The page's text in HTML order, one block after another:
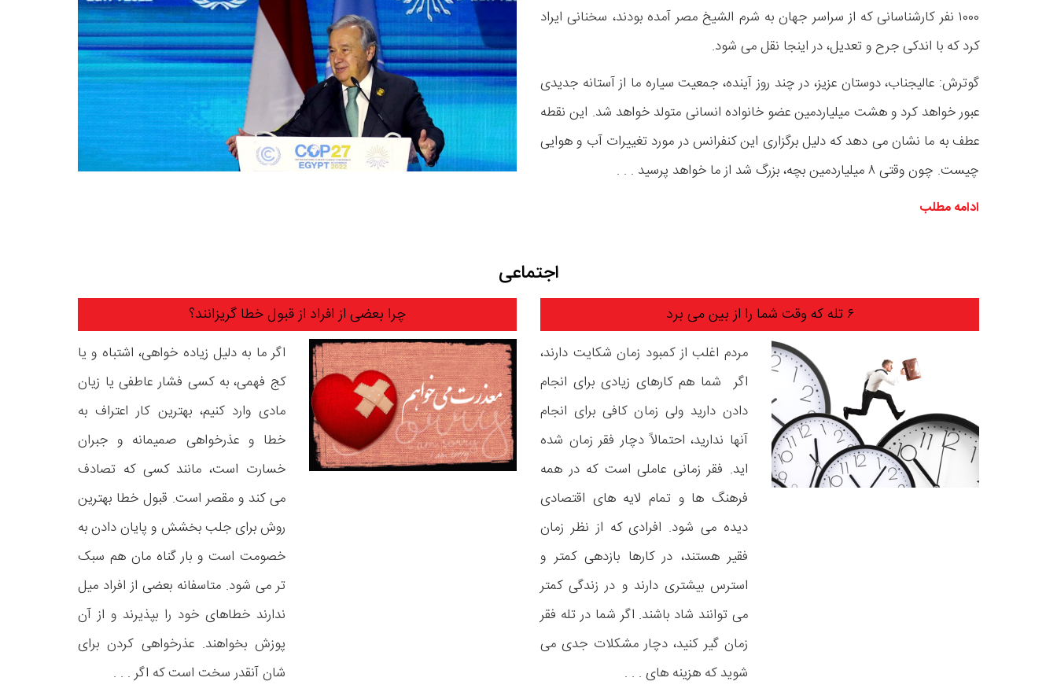
۱۰۰۰ نفر کارشناسانی که از سراسر جهان به شرم الشیخ مصر آمده بودند، سخنانی ایراد
کرد که با اندکی جرح و تعدیل، در اینجا نقل می شود.
گوترش: عالیجناب، دوستان عزیز، در چند روز آینده، جمعیت سیاره ما از آستانه جدیدی
عبور خواهد کرد و هشت میلیاردمین عضو خانواده انسانی متولد خواهد شد. این نقطه
عطف به ما نشان می دهد که دلیل برگزاری این کنفرانس در مورد تغییرات آب و هوایی
چیست. چون وقتی ۸ میلیاردمین بچه، بزرگ شد از ما خواهد پرسید . . .
ادامه مطلب
اجتماعی
چرا بعضی از افراد از قبول خطا گریزانند؟
اگر ما به دلیل زیاده خواهی، اشتباه و یا
کج فهمی، به کسی فشار عاطفی یا زیان
مادی وارد کنیم، بهترین کار اعتراف به
خطا و عذرخواهی صمیمانه و جبران
خسارت است، مانند کسی که تصادف
می کند و مقصر است. قبول خطا بهترین
روش برای جلب بخشش و پایان دادن به
خصومت است و بار گناه مان هم سبک
تر می شود. متاسفانه بعضی از افراد میل
ندارند خطاهای خود را بپذیرند و از آن
پوزش بخواهند. عذرخواهی کردن برای
شان آنقدر سخت است که اگر . . .
۶ تله که وقت شما را از بین می برد
مردم اغلب از کمبود زمان شکایت دارند،
اگر شما هم کارهای زیادی برای انجام
دادن دارید ولی زمان کافی برای انجام
آنها ندارید، احتمالاً دچار فقر زمان شده
اید. فقر زمانی عاملی است که در همه
فرهنگ ها و تمام لایه های اقتصادی
دیده می شود. افرادی که از نظر زمان
فقیر هستند، در کارها بازدهی کمتر و
استرس بیشتری دارند و در زندگی کمتر
می توانند شاد باشند. اگر شما در تله فقر
زمان گیر کنید، دچار مشکلات جدی می
شوید که هزینه های . . .